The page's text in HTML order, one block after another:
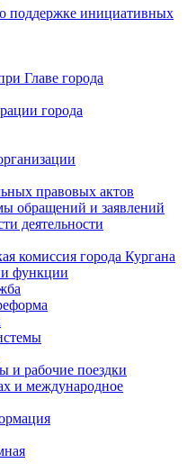
поддержке инициативных
Главе города
города
правовых актов
обращений и заявлений
деятельности
комиссия города Кургана
функции
и рабочие поездки
и международное